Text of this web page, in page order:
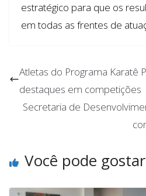
estratégico para que os
em todas as frentes de
Atletas do Programa Karatê
destaques em competições
Secretaria de
Você pode